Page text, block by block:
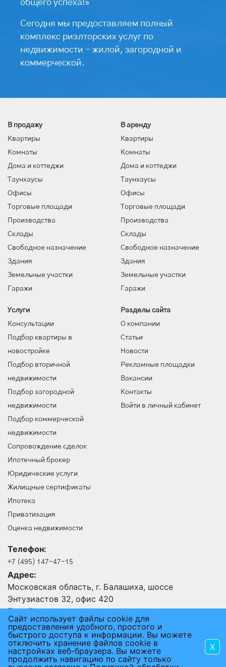
общего успеха!»
Сегодня мы предоставляем полный
комплекс риэлторских услуг по
недвижимости - жилой, загородной и
коммерческой.
В продажу
Квартиры
Комнаты
Дома и коттеджи
Таунхаусы
Офисы
Торговые площади
Производства
Склады
Свободное назначение
Здания
Земельные участки
Гаражи
В аренду
Квартиры
Комнаты
Дома и коттеджи
Таунхаусы
Офисы
Торговые площади
Производства
Склады
Свободное назначение
Здания
Земельные участки
Гаражи
Услуги
Консультации
Подбор квартиры в
новостройке
Подбор вторичной
недвижимости
Подбор загородной
недвижимости
Подбор коммерческой
недвижимости
Сопровождение сделок
Ипотечный брокер
Юридические услуги
Жилищные сертификаты
Ипотека
Приватизация
Оценка недвижимости
Разделы сайта
О компании
Статьи
Новости
Рекламные площадки
Вакансии
Контакты
Войти в личный кабинет
Телефон:
+7 (495) 147-47-15
Адрес:
Московская область, г. Балашиха, шоссе
Энтузиастов 32, офис 420
E-mail:
24@an-rus.ru
2015 - 2026 © АГЕНТСТВО НЕДВИЖИМОСТИ РУСЬ
ПОЛЬЗОВАТЕЛЬСКОЕ СОГЛАШЕНИЕ
Сайт использует файлы cookie для
предоставления удобного, простого и
быстрого доступа к информации. Вы можете
отключить хранение файлов cookie в
настройках веб-браузера. Вы можете
продолжить навигацию по сайту только
X